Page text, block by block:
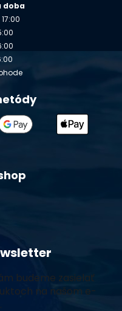
doba
budeme zasielať
na našom e-